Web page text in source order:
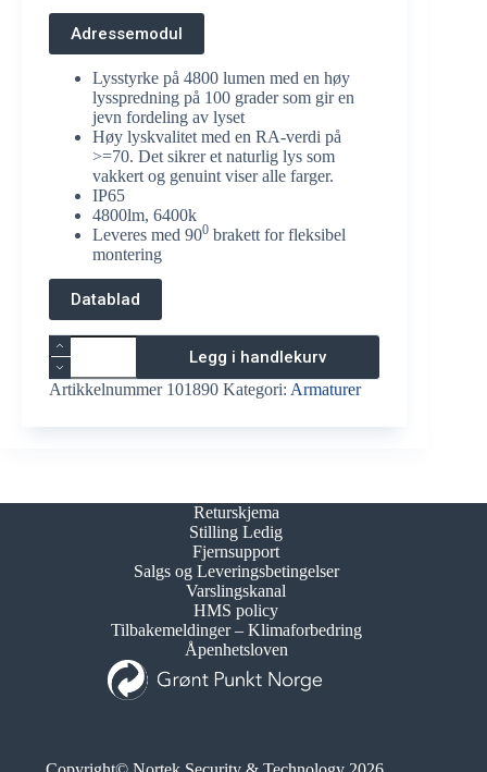
Adressemodul
Lysstyrke på 4800 lumen med en høy
lysspredning på 100 grader som gir en
jevn fordeling av lyset
Høy lyskvalitet med en RA-verdi på
>=70. Det sikrer et naturlig lys som
vakkert og genuint viser alle farger.
IP65
4800lm, 6400k
Leveres med 900 brakett for fleksibel
montering
Datablad
Lyskaster
LED
30W
230V
Legg i handlekurv
Artikkelnummer 101890 Kategori: Armaturer
Returskjema
Stilling Ledig
Fjernsupport
Salgs og Leveringsbetingelser
Varslingskanal
HMS policy
Tilbakemeldinger – Klimaforbedring
Åpenhetsloven